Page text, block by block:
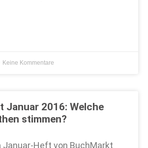
Keine Kommentare
Januar 2016: Welche
stimmen?
Januar-Heft von BuchMarkt